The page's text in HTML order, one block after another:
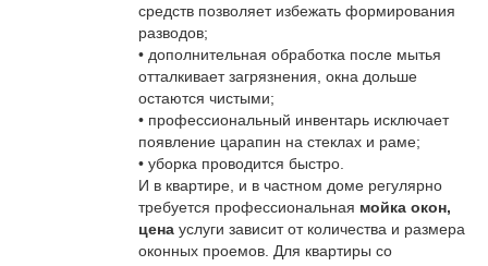
средств позволяет избежать формирования
разводов;
• дополнительная обработка после мытья
отталкивает загрязнения, окна дольше
остаются чистыми;
• профессиональный инвентарь исключает
появление царапин на стеклах и раме;
• уборка проводится быстро.
И в квартире, и в частном доме регулярно
требуется профессиональная мойка окон,
цена услуги зависит от количества и размера
оконных проемов. Для квартиры со